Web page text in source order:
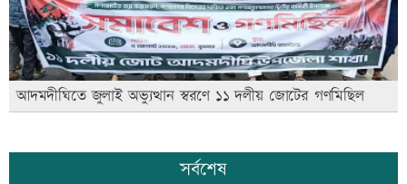
আদমদীঘিতে জুলাই অভ্যুত্থান স্বরণে ১১ দলীয় জোটের গণমিছিল
সর্বশেষ